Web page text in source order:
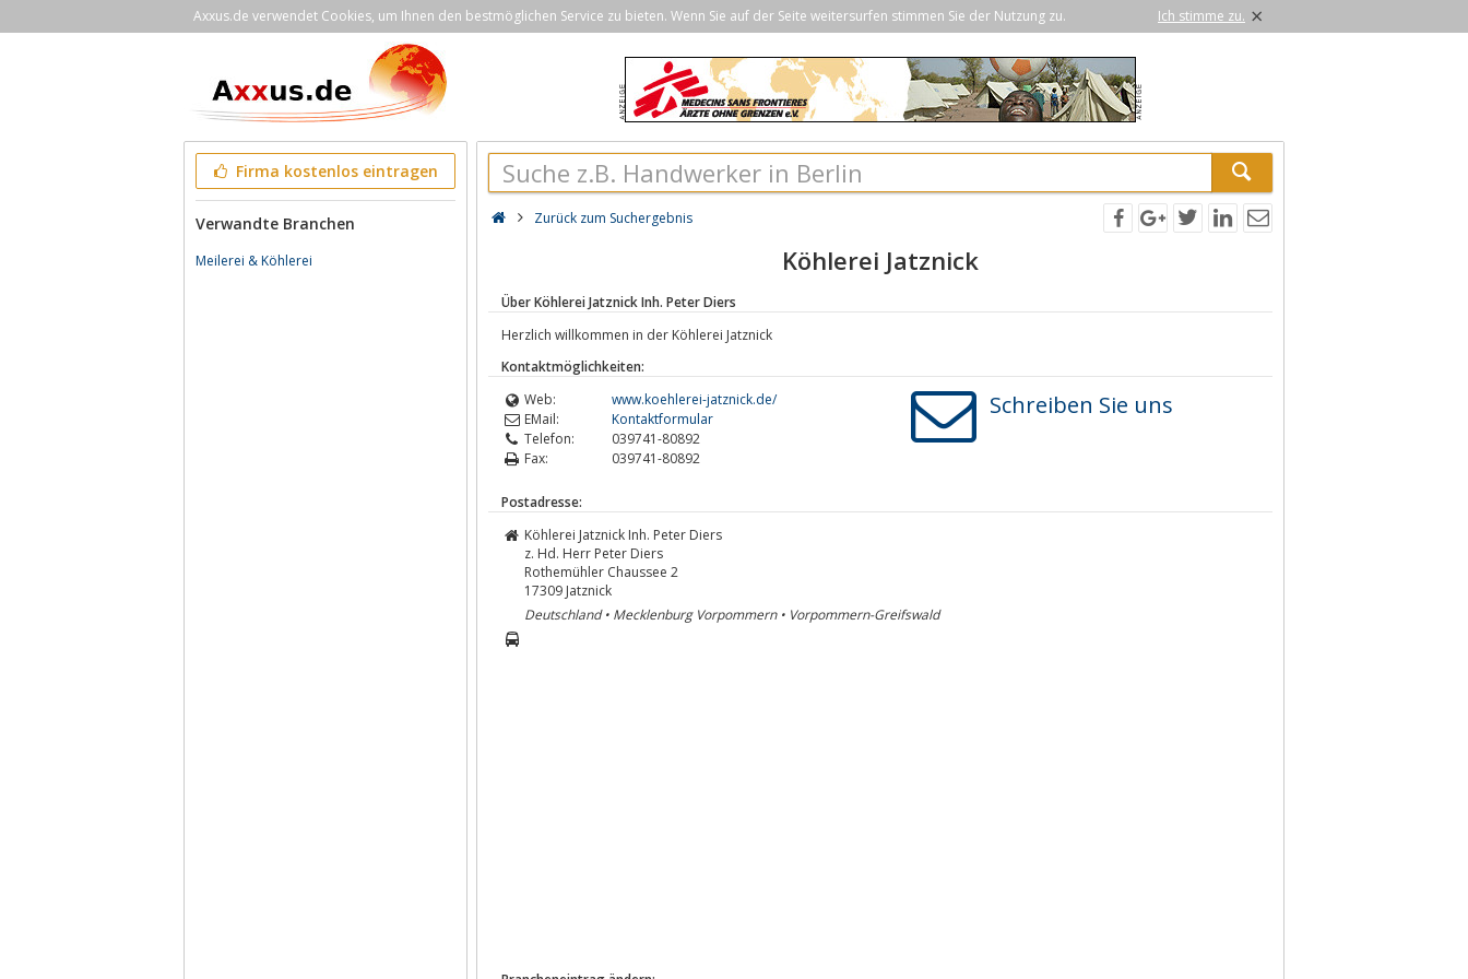
Axxus.de verwendet Cookies, um Ihnen den bestmöglichen Service zu bieten. Wenn Sie auf der Seite weitersurfen stimmen Sie der Nutzung zu. Ich stimme zu. ×
Firma kostenlos eintragen
Verwandte Branchen
Meilerei & Köhlerei
Zurück zum Suchergebnis
Köhlerei Jatznick
Über Köhlerei Jatznick Inh. Peter Diers
Herzlich willkommen in der Köhlerei Jatznick
Kontaktmöglichkeiten:
Web:
www.koehlerei-jatznick.de/
EMail:
Kontaktformular
Telefon:
039741-80892
Fax:
039741-80892
Schreiben Sie uns
Postadresse:
Köhlerei Jatznick Inh. Peter Diers
z. Hd. Herr Peter Diers
Rothemühler Chaussee 2
17309 Jatznick
Deutschland • Mecklenburg Vorpommern • Vorpommern-Greifswald